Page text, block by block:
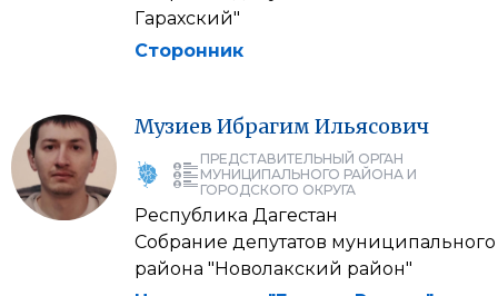
Гарахский"
Сторонник
Музиев Ибрагим Ильясович
ПРЕДСТАВИТЕЛЬНЫЙ ОРГАН
МУНИЦИПАЛЬНОГО РАЙОНА И
ГОРОДСКОГО ОКРУГА
Республика Дагестан
Собрание депутатов муниципального
района "Новолакский район"